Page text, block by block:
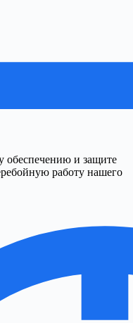
обеспечению и защите
работу нашего